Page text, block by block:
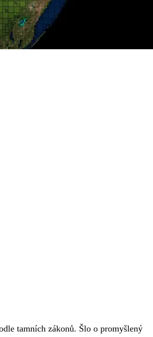
tamních zákonů. Šlo o promyšlený